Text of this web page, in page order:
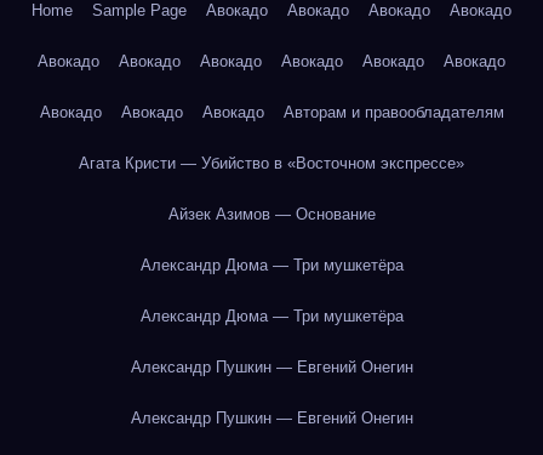
Home Sample Page Авокадо Авокадо Авокадо Авокадо
Авокадо Авокадо Авокадо Авокадо Авокадо Авокадо
Авокадо Авокадо Авокадо Авторам и правообладателям
Агата Кристи — Убийство в «Восточном экспрессе»
Айзек Азимов — Основание
Александр Дюма — Три мушкетёра
Александр Дюма — Три мушкетёра
Александр Пушкин — Евгений Онегин
Александр Пушкин — Евгений Онегин